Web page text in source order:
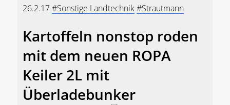
26.2.17#Sonstige Landtechnik#Strautmann
Kartoffeln nonstop roden
mit dem neuen ROPA
Keiler 2L mit
Überladebunker